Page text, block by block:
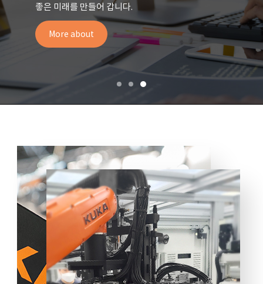
좋은 미래를 만들어 갑니다.
More about